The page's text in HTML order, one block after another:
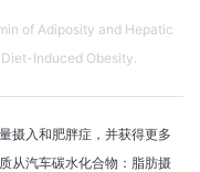
of Adiposity and Hepatic
Induced Obesity.
摄入和肥胖症，并获得更多
从汽车碳水化合物：脂肪摄